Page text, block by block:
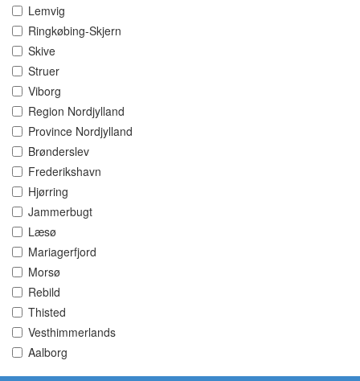
Lemvig
Ringkøbing-Skjern
Skive
Struer
Viborg
Region Nordjylland
Province Nordjylland
Brønderslev
Frederikshavn
Hjørring
Jammerbugt
Læsø
Mariagerfjord
Morsø
Rebild
Thisted
Vesthimmerlands
Aalborg